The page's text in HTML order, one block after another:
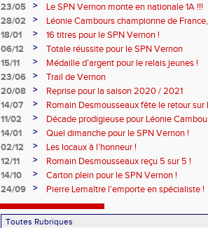
23/05
>
Le SPN Vernon monte en nationale 1A !!!
28/02
>
Léonie Cambours championne de
!
18/01 >
16 titres pour le SPN Vernon !
06/12
>
Totale réussite pour le SPN Vernon
15/11
>
Médaille d’argent pour le relais jeunes !
23/06
>
Trail de Vernon
20/08
>
Reprise pour la saison 2020 / 2021
14/07
>
Romain Desmousseaux fête le retour sur
11/02
>
Décade prodigieuse pour Léonie
14/01
>
Quel dimanche pour le SPN Vernon !
02/12
>
Les locaux à l’honneur !
12/11
>
Romain Desmousseaux reçu 5 sur 5 !
14/10
>
Carton plein pour le SPN Vernon !
24/09
> Pierre Lemaître l’emporte en spécialiste !